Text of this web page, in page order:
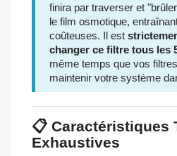
finira par traverser et
le film osmotique,
coûteuses. Il est
changer ce filtre tous les
même temps que vos
maintenir votre système
📋 Caractéristiques
Exhaustives